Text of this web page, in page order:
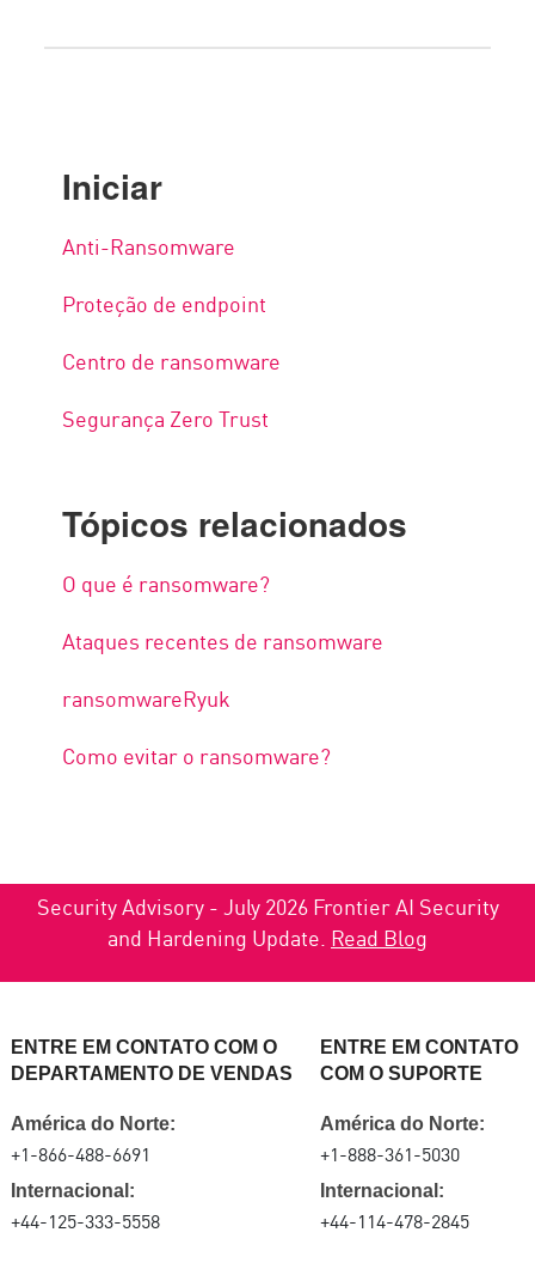
Iniciar
Anti-Ransomware
Proteção de endpoint
Centro de ransomware
Segurança Zero Trust
Tópicos relacionados
O que é ransomware?
Ataques recentes de ransomware
ransomwareRyuk
Como evitar o ransomware?
Security Advisory - July 2026 Frontier AI Security
and Hardening Update. Read Blog
ENTRE EM CONTATO COM O
DEPARTAMENTO DE VENDAS
América do Norte:
+1-866-488-6691
Internacional:
+44-125-333-5558
ENTRE EM CONTATO
COM O SUPORTE
América do Norte:
+1-888-361-5030
Internacional:
+44-114-478-2845